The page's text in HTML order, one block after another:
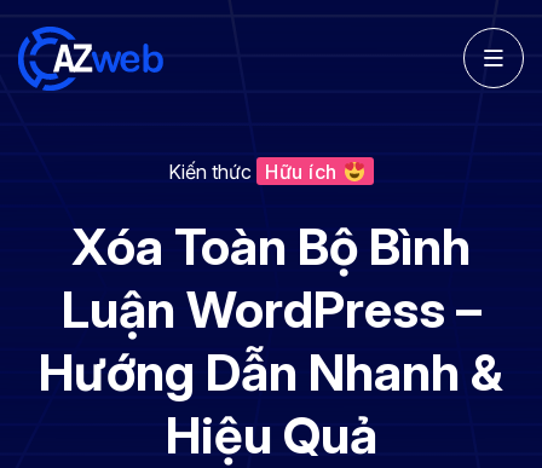
Kiến thức Hữu ích
Xóa Toàn Bộ Bình
Luận WordPress –
Hướng Dẫn Nhanh &
Hiệu Quả